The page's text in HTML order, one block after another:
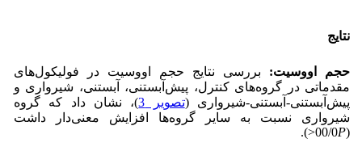
نتایج
حجم اووسیت: بررسی نتایج حجم اووسیت در فولیکول‌های
مقدماتی در گروه‌های کنترل، پیش‌آبستنی، آبستنی، شیرواری و
پیش‌آبستنی-آبستنی-شیرواری (تصویر 3
)، نشان داد که گروه
شیرواری نسبت به سایر گروه‌ها افزایش معنی‌دار داشت
(00/0
P
<).